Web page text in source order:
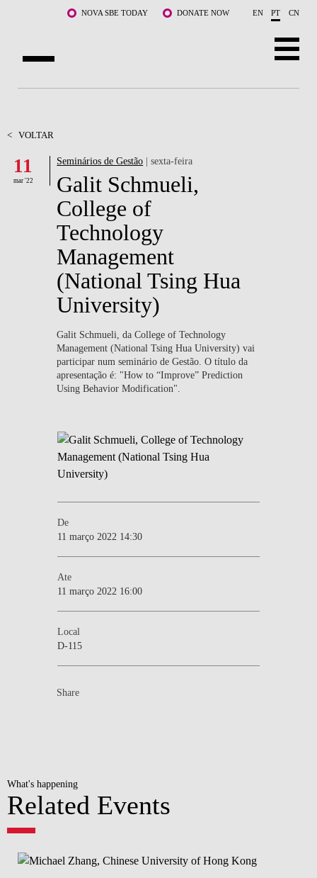
Saltar para o conteúdo principalNOVA SBE TODAY DONATE NOW EN PT CN
DOCENTES E INVESTIGAÇÃO
COMUNIDADE
LIFE AT NOVA SBE
WHAT'S HAPPENING
< VOLTAR
11
mar '22
Seminários de Gestão | sexta-feira
Galit Schmueli,
College of
Technology
Management
(National Tsing Hua
University)
Galit Schmueli, da College of Technology
Management (National Tsing Hua University) vai
participar num seminário de Gestão. O título da
apresentação é: "How to “Improve” Prediction
Using Behavior Modification".
De
11 março 2022 14:30
Ate
11 março 2022 16:00
Local
D-115
Share
What's happening
Related Events